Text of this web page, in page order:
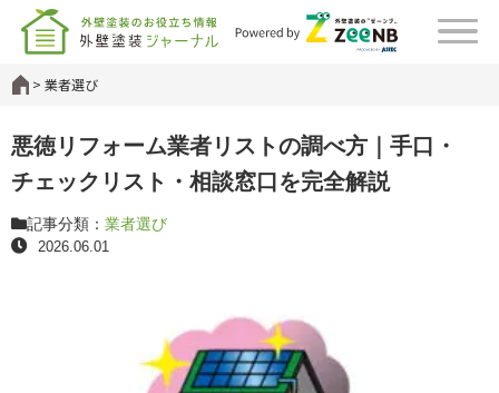
業者選び
悪徳リフォーム業者リストの調べ方｜手口・
チェックリスト・相談窓口を完全解説
記事分類： 業者選び
2026.06.01